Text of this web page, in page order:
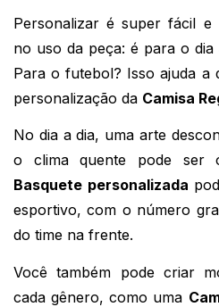
Personalizar é super fácil e
no uso da peça: é para o dia
Para o futebol? Isso ajuda a
personalização da Camisa
No dia a dia, uma arte
o clima quente pode ser
Basquete personalizada
esportivo, com o número
do time na frente.
Você também pode criar
cada gênero, como uma